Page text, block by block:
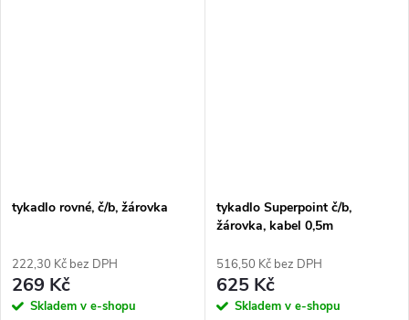
tykadlo rovné, č/b, žárovka
222,30 Kč bez DPH
269 Kč
Skladem v e-shopu
tykadlo Superpoint č/b,
žárovka, kabel 0,5m
516,50 Kč bez DPH
625 Kč
Skladem v e-shopu